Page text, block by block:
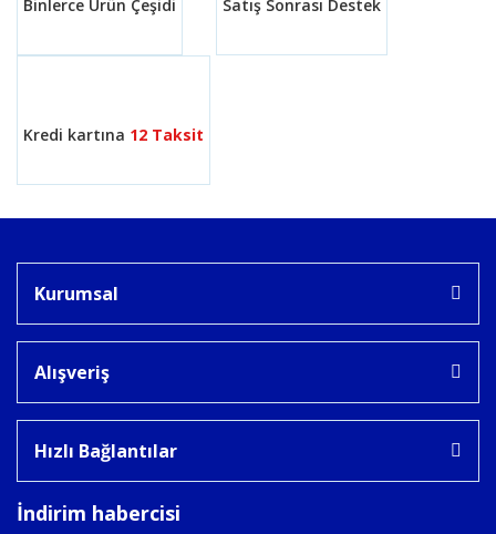
Binlerce Ürün Çeşidi Satış Sonrası Destek
Kredi kartına 12 Taksit
Kurumsal
Alışveriş
Hızlı Bağlantılar
İndirim habercisi